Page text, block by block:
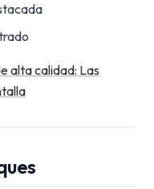
alta calidad: Las